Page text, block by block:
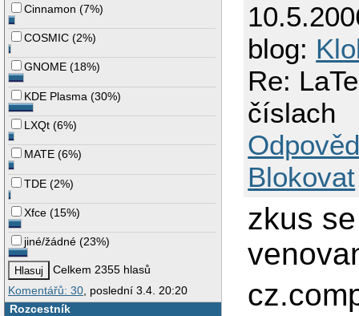
Cinnamon (7%)
COSMIC (2%)
GNOME (18%)
KDE Plasma (30%)
LXQt (6%)
MATE (6%)
TDE (2%)
Xfce (15%)
jiné/žádné (23%)
Celkem 2355 hlasů
Komentářů: 30 , poslední 3.4. 20:20
Rozcestník
blog:
Re:
číslach
Blokovat
zkus